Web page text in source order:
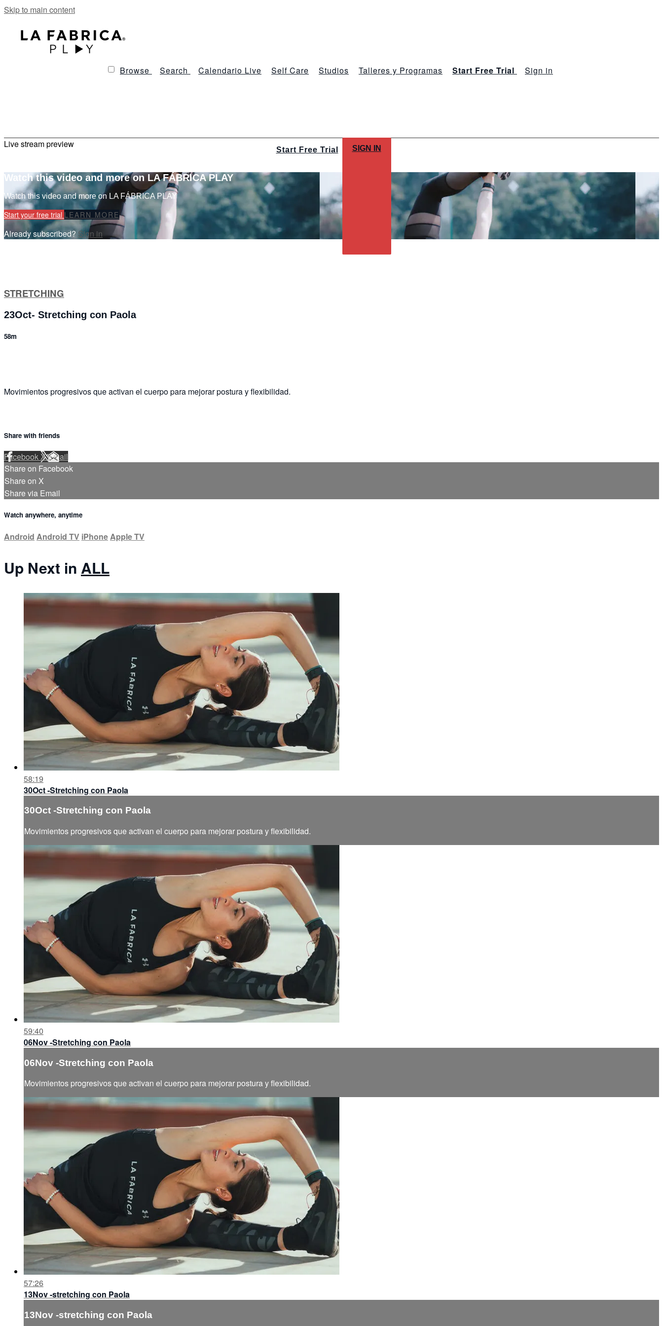
Skip to main content
Browse Search Calendario Live Self Care Studios Talleres y Programas Start Free Trial Sign in
Start Free Trial SIGN IN
Live stream preview
Watch this video and more on LA FÁBRICA PLAY
Watch this video and more on LA FÁBRICA PLAY
Start your free trial LEARN MORE
Already subscribed? Sign in
STRETCHING
23Oct- Stretching con Paola
58m
Movimientos progresivos que activan el cuerpo para mejorar postura y flexibilidad.
Share with friends
FacebookXEmail
Share on Facebook
Share on X
Share via Email
Watch anywhere, anytime
Android Android TV iPhoneApple TV
Up Next in ALL
58:19
30Oct -Stretching con Paola
30Oct -Stretching con Paola
Movimientos progresivos que activan el cuerpo para mejorar postura y flexibilidad.
59:40
06Nov -Stretching con Paola
06Nov -Stretching con Paola
Movimientos progresivos que activan el cuerpo para mejorar postura y flexibilidad.
57:26
13Nov -stretching con Paola
13Nov -stretching con Paola